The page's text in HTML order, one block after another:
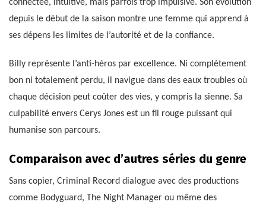
connectée, intuitive, mais parfois trop impulsive. Son évolution
depuis le début de la saison montre une femme qui apprend à
ses dépens les limites de l’autorité et de la confiance.
Billy représente l’anti-héros par excellence. Ni complètement
bon ni totalement perdu, il navigue dans des eaux troubles où
chaque décision peut coûter des vies, y compris la sienne. Sa
culpabilité envers Cerys Jones est un fil rouge puissant qui
humanise son parcours.
Comparaison avec d’autres séries du genre
Sans copier, Criminal Record dialogue avec des productions
comme Bodyguard, The Night Manager ou même des